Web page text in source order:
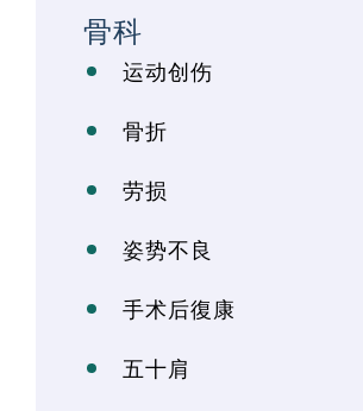
骨科
运动创伤
骨折
劳损
姿势不良
手术后復康
五十肩